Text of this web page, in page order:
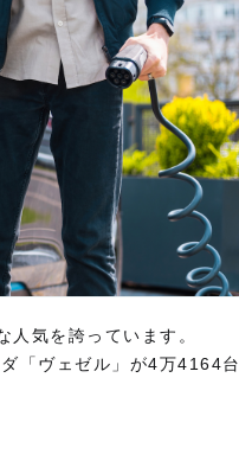
気を誇っています。
「ヴェゼル」が4万4164台